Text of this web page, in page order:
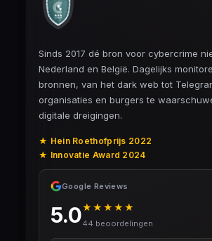
Sinds 2017 dé bron voor cybercrime
Nederland en België. Dagelijks
bronnen, van het dark web tot
organisaties en burgers te
digitale dreigingen.
★ Hein Roethofprijs 2022
★ Innovatie Award 2024
Google Reviews
5.0★★★★★
44 beoordelingen